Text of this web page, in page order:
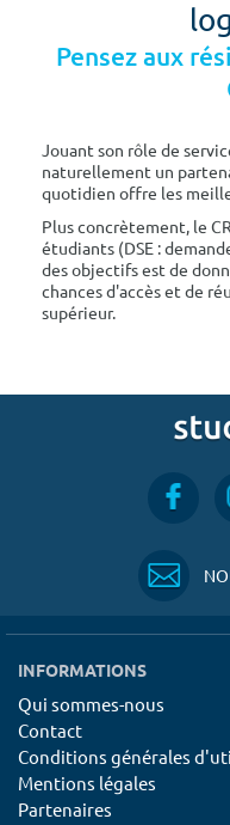
Pensez aux
Jouant son rôle de
naturellement un
quotidien offre les
Plus concrètement, le
étudiants (DSE :
des objectifs est de
chances d'accès et de
supérieur.
INFORMATIONS
Qui sommes-nous
Contact
Conditions générales
Mentions légales
Partenaires